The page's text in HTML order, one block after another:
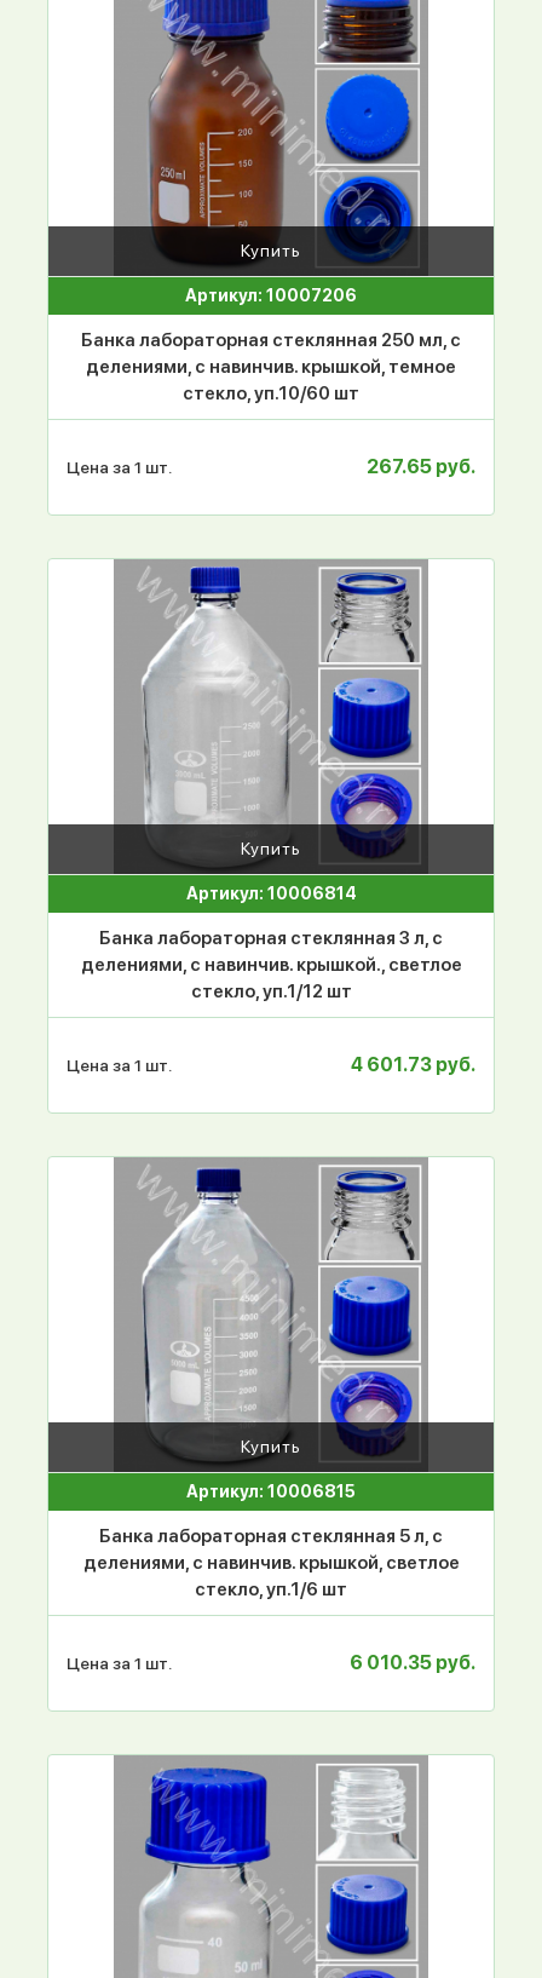
Купить
Артикул: 10007206
Банка лабораторная стеклянная 250 мл, с
делениями, с навинчив. крышкой, темное
стекло, уп.10/60 шт
Цена за 1 шт. 267.65 руб.
Купить
Артикул: 10006814
Банка лабораторная стеклянная 3 л, с
делениями, с навинчив. крышкой., светлое
стекло, уп.1/12 шт
Цена за 1 шт. 4 601.73 руб.
Купить
Артикул: 10006815
Банка лабораторная стеклянная 5 л, с
делениями, с навинчив. крышкой, светлое
стекло, уп.1/6 шт
Цена за 1 шт. 6 010.35 руб.